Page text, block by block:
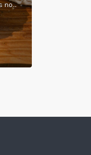
m."Kļavas", Lendži, Lendžu pag., Rēzeknes nov., LV 4625